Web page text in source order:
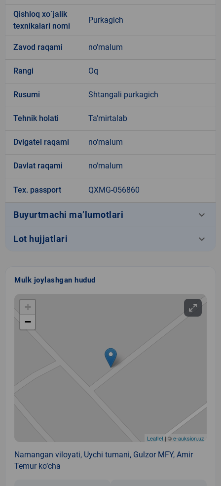
Qishloq xo`jalik
texnikalari nomi
Purkagich
Zavod raqami no'malum
Rangi Oq
Rusumi Shtangali purkagich
Tehnik holati Ta'mirtalab
Dvigatel raqami no'malum
Davlat raqami no'malum
Tex. passport QXMG-056860
Buyurtmachi ma’lumotlari keyboard_arrow_down
Lot hujjatlari keyboard_arrow_down
Mulk joylashgan hudud
+
−
Leaflet | ©e-auksion.uz
Namangan viloyati, Uychi tumani, Gulzor MFY, Amir
Temur ko‘cha